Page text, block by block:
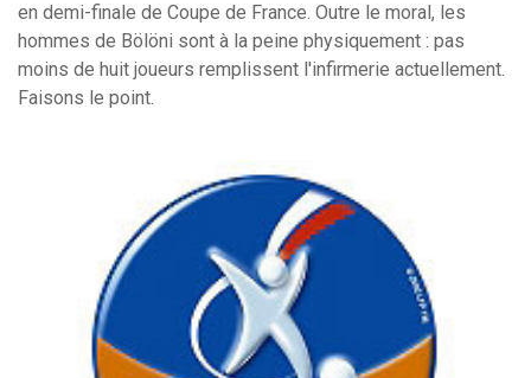
en demi-finale de Coupe de France. Outre le moral, les
hommes de Bölöni sont à la peine physiquement : pas
moins de huit joueurs remplissent l'infirmerie actuellement.
Faisons le point.